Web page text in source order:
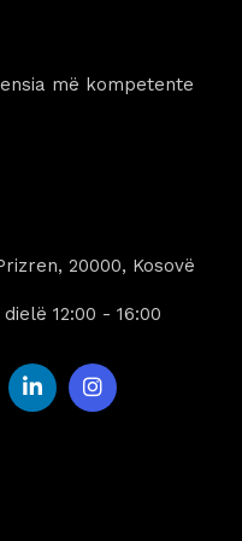
më kompetente
20000, Kosovë
12:00 - 16:00